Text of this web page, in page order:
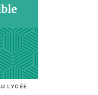
LYCÉE